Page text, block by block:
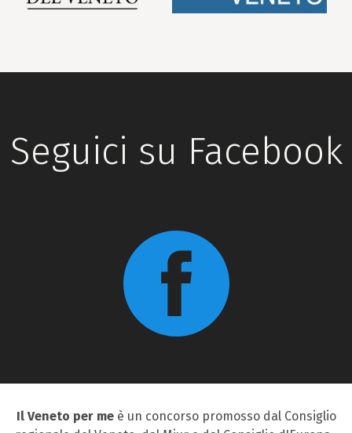
Seguici su Facebook
Il Veneto per meè un concorso promosso dal Consiglio